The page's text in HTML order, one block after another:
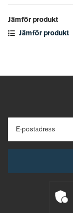
Jämför produkt
Jämför produkt
E-postadress